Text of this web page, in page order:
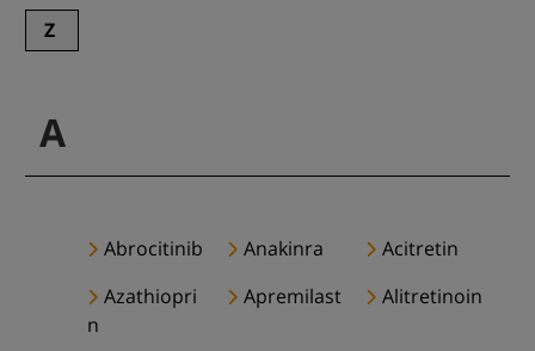
Z
A
Abrocitinib Anakinra
Acitretin
Azathiopri
n
Apremilast Alitretinoin